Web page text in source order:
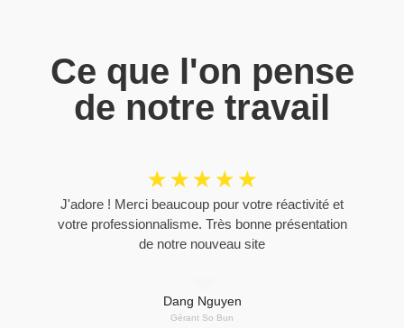
Ce que l'on pense
de notre travail
Dang Nguyen
Gérant So Bun
☆ ☆ ☆ ☆ ☆
J'adore ! Merci beaucoup pour votre réactivité et
votre professionnalisme. Très bonne présentation
de notre nouveau site